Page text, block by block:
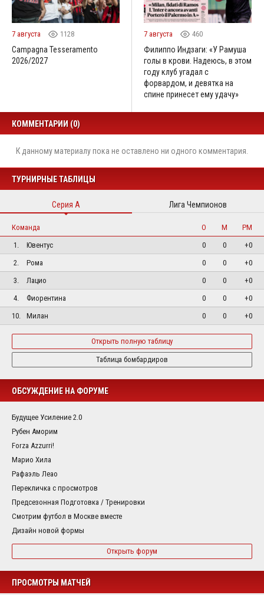
7 августа 1128
Campagna Tesseramento
2026/2027
7 августа 460
Филиппо Индзаги: «У Рамуша
голы в крови. Надеюсь, в этом
году клуб угадал с
форвардом, и девятка на
спине принесет ему удачу»
КОММЕНТАРИИ (0)
К данному материалу пока не оставлено ни одного комментария.
ТУРНИРНЫЕ ТАБЛИЦЫ
Серия А Лига Чемпионов
Команда О М
РМ
1.
Ювентус 0 0
+0
2.
Рома 0 0
+0
3.
Лацио 0 0
+0
4.
Фиорентина 0 0
+0
10.
Милан 0 0 +0
Открыть полную таблицу
Таблица бомбардиров
ОБСУЖДЕНИЕ НА ФОРУМЕ
Будущее Усиление 2.0
Рубен Аморим
Forza Azzurri!
Марио Хила
Рафаэль Леао
Перекличка с просмотров
Предсезонная Подготовка / Тренировки
Смотрим футбол в Москве вместе
Дизайн новой формы
Открыть форум
ПРОСМОТРЫ МАТЧЕЙ